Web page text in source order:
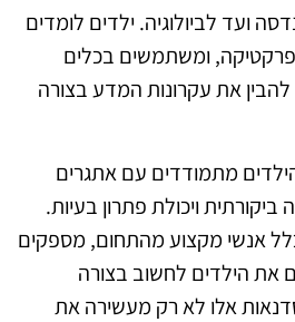
ועד לביולוגיה. ילדים לומדים
ומשתמשים בכלים
את עקרונות המדע בצורה
מתמודדים עם אתגרים
ויכולת פתרון בעיות.
אנשי מקצוע מהתחום, מספקים
את הילדים לחשוב בצורה
אלו לא רק מעשירה את